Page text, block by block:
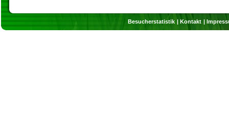
Besucherstatistik Kontakt